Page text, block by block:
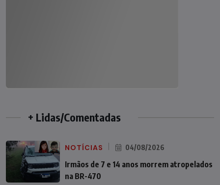
+ Lidas/Comentadas
NOTÍCIAS 04/08/2026
Irmãos de 7 e 14 anos morrem atropelados
na BR-470